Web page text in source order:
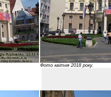
Фото квітня 2018 року.